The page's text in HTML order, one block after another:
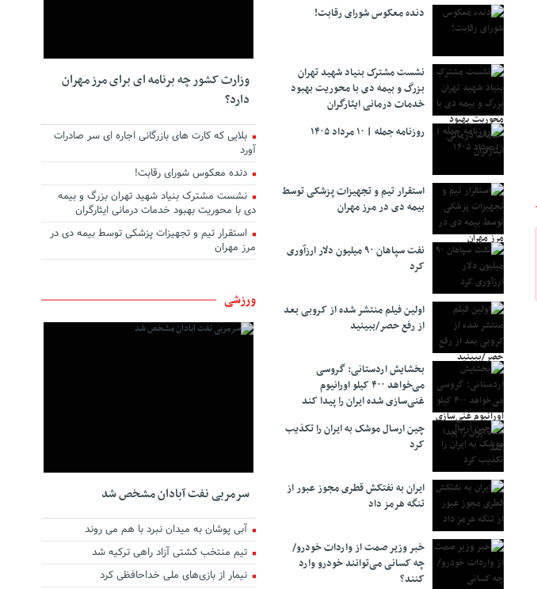
دنده معکوس شورای رقابت!
نشست مشترک بنیاد شهید تهران
بزرگ و بیمه دی با محوریت بهبود
خدمات درمانی ایثارگران
روزنامه جمله | ۱۰ مرداد ۱۴۰۵
استقرار تیم و تجهیزات پزشکی توسط
بیمه دی در مرز مهران
نفت سپاهان ۹۰ میلیون دلار ارزآوری
کرد
اولین فیلم منتشر شده از کروبی بعد
از رفع حصر/ببینید
بخشایش اردستانی: گروسی
می‌خواهد ۴۰۰ کیلو اورانیوم
غنی‌سازی شده ایران را پیدا کند
چین ارسال موشک به ایران را تکذیب
کرد
ایران به نفتکش قطری مجوز عبور از
تنگه هرمز داد
خبر وزیر صمت از واردات خودرو/
چه کسانی می‌توانند خودرو وارد
کنند؟
وزارت کشور چه برنامه ای برای مرز مهران
دارد؟
بلایی که کارت های بازرگانی اجاره ای سر صادرات
آورد
دنده معکوس شورای رقابت!
نشست مشترک بنیاد شهید تهران بزرگ و بیمه
دی با محوریت بهبود خدمات درمانی ایثارگران
استقرار تیم و تجهیزات پزشکی توسط بیمه دی در
مرز مهران
ورزشی
سرمربی نفت آبادان مشخص شد
آبی پوشان به میدان نبرد با هم می روند
تیم منتخب کشتی آزاد راهی ترکیه شد
نیمار از بازی‌های ملی خداحافظی کرد